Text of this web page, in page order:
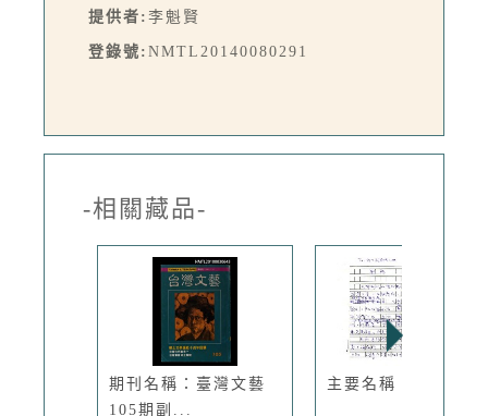
提供者: 李魁賢
登錄號: NMTL20140080291
-相關藏品-
期刊名稱：臺灣文藝
105期副...
主要名稱：刺客